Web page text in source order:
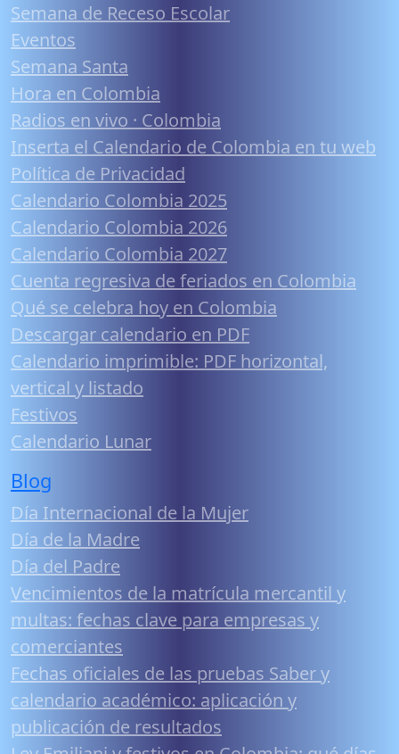
Semana de Receso Escolar
Eventos
Semana Santa
Hora en Colombia
Radios en vivo · Colombia
Inserta el Calendario de Colombia en tu web
Política de Privacidad
Calendario Colombia 2025
Calendario Colombia 2026
Calendario Colombia 2027
Cuenta regresiva de feriados en Colombia
Qué se celebra hoy en Colombia
Descargar calendario en PDF
Calendario imprimible: PDF horizontal,
vertical y listado
Festivos
Calendario Lunar
Blog
Día Internacional de la Mujer
Día de la Madre
Día del Padre
Vencimientos de la matrícula mercantil y
multas: fechas clave para empresas y
comerciantes
Fechas oficiales de las pruebas Saber y
calendario académico: aplicación y
publicación de resultados